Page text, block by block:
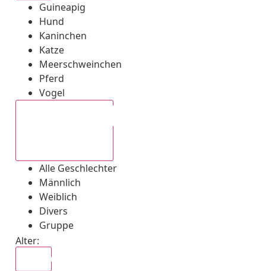
Guineapig
Hund
Kaninchen
Katze
Meerschweinchen
Pferd
Vogel
Alle Geschlechter
Männlich
Weiblich
Divers
Gruppe
Alter: